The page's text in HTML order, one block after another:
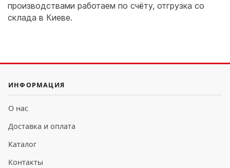
производствами работаем по счёту, отгрузка со
склада в Киеве.
ИНФОРМАЦИЯ
О нас
Доставка и оплата
Каталог
Контакты